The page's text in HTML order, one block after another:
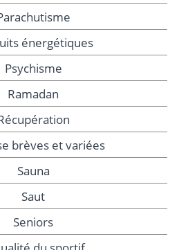
énergétiques
Psychisme
Ramadan
brèves et variées
Sauna
Saut
Seniors